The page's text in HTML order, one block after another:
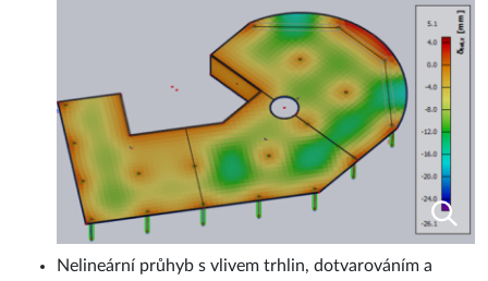
Nelineární průhyb s vlivem trhlin, dotvarováním a